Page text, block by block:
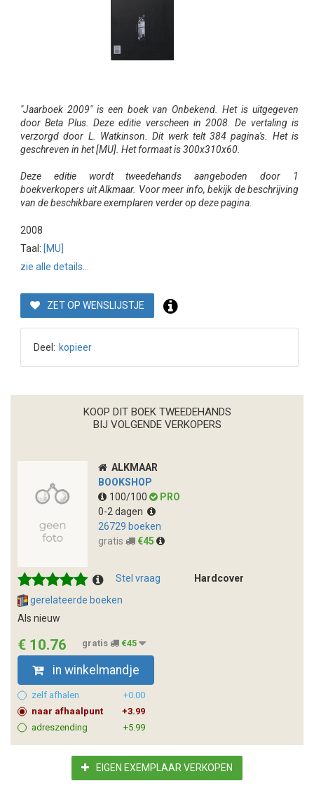
"Jaarboek 2009" is een boek van Onbekend. Het is uitgegeven
door Beta Plus. Deze editie verscheen in 2008. De vertaling is
verzorgd door L. Watkinson. Dit werk telt 384 pagina's. Het is
geschreven in het [MU]. Het formaat is 300x310x60.
Deze editie wordt tweedehands aangeboden door 1
boekverkopers uit Alkmaar. Voor meer info, bekijk de beschrijving
van de beschikbare exemplaren verder op deze pagina.
2008
Taal: [MU]
zie alle details...
ZET OP WENSLIJSTJE
Deel: kopieer
KOOP DIT BOEK TWEEDEHANDS
BIJ VOLGENDE VERKOPERS
ALKMAAR
BOOKSHOP
100/100
PRO
0-2 dagen
26729 boeken
gratis
€45
Stel vraag
Hardcover
gerelateerde boeken
Als nieuw
€ 10.76 gratis €45
in winkelmandje
zelf afhalen
+0.00
naar afhaalpunt
+3.99
adreszending
+5.99
EIGEN EXEMPLAAR VERKOPEN